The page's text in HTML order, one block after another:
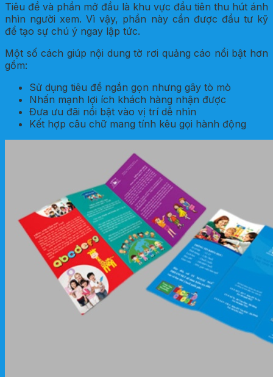
Tiêu đề và phần mở đầu là khu vực đầu tiên thu hút ánh
nhìn người xem. Vì vậy, phần này cần được đầu tư kỹ
để tạo sự chú ý ngay lập tức.
Một số cách giúp nội dung tờ rơi quảng cáo nổi bật hơn
gồm:
Sử dụng tiêu đề ngắn gọn nhưng gây tò mò
Nhấn mạnh lợi ích khách hàng nhận được
Đưa ưu đãi nổi bật vào vị trí dễ nhìn
Kết hợp câu chữ mang tính kêu gọi hành động